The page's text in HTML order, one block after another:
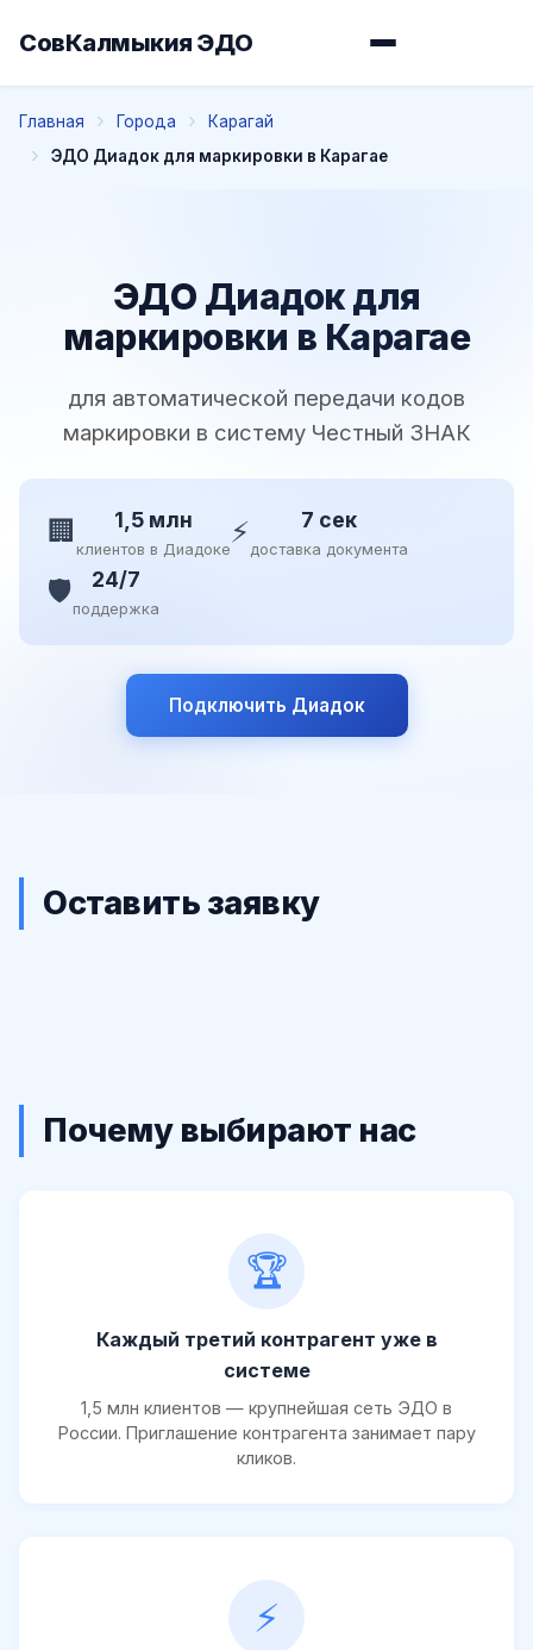
СовКалмыкия ЭДО
Главная Города
Карагай
ЭДО Диадок для маркировки в Карагае
ЭДО Диадок для
маркировки в Карагае
для автоматической передачи кодов
маркировки в систему Честный ЗНАК
🏢 1,5 млн
клиентов в Диадоке⚡ 7 сек
доставка документа
🛡️ 24/7
поддержка
Подключить Диадок
Оставить заявку
Почему выбирают нас
🏆
Каждый третий контрагент уже в
системе
1,5 млн клиентов — крупнейшая сеть ЭДО в
России. Приглашение контрагента занимает пару
кликов.
⚡